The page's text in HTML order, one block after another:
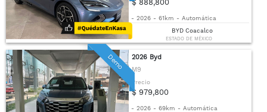
$ 888,800
- 2026 - 61km - Automática
BYD Coacalco
ESTADO DE MÉXICO
Demo
2026 Byd
M9
Precio
$ 979,800
- 2026 - 69km - Automática